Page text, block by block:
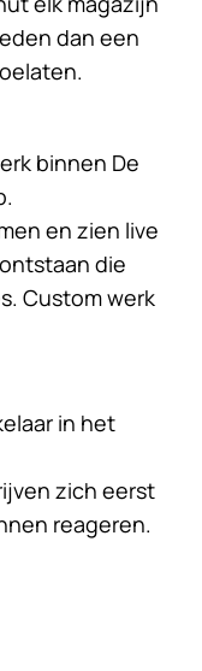
dan een
binnen De
en zien live
die
Custom werk
in het
zich eerst
reageren.